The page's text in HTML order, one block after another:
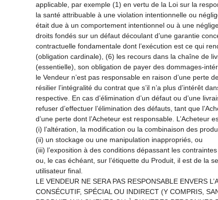
applicable, par exemple (1) en vertu de la Loi sur la
la santé attribuable à une violation intentionnelle ou
était due à un comportement intentionnel ou à une
droits fondés sur un défaut découlant d’une garantie
contractuelle fondamentale dont l’exécution est ce qui
(obligation cardinale), (6) les recours dans la chaîne de
(essentielle), son obligation de payer des dommages-
le Vendeur n’est pas responsable en raison d’une perte
résilier l’intégralité du contrat que s’il n’a plus d’intérêt
respective. En cas d’élimination d’un défaut ou d’une
refuser d’effectuer l’élimination des défauts, tant que
d’une perte dont l’Acheteur est responsable.
(i) l’altération, la modification ou la combinaison des
(ii) un stockage ou une manipulation inappropriés, ou
(iii) l’exposition à des conditions dépassant les
ou, le cas échéant, sur l’étiquette du Produit, il est de la
utilisateur final.
LE VENDEUR NE SERA PAS RESPONSABLE ENVERS
CONSÉCUTIF, SPÉCIAL OU INDIRECT (Y COMPRIS,